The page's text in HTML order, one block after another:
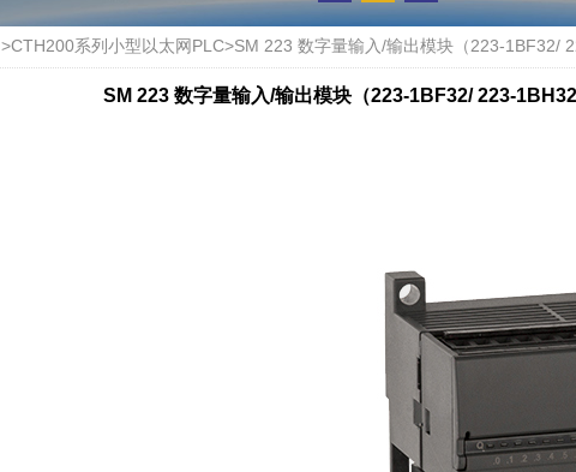
>CTH200系列小型以太网PLC>SM 223 数字量输入/输出模块（223-1BF32/
SM 223 数字量输入/输出模块（223-1BF32/ 223-